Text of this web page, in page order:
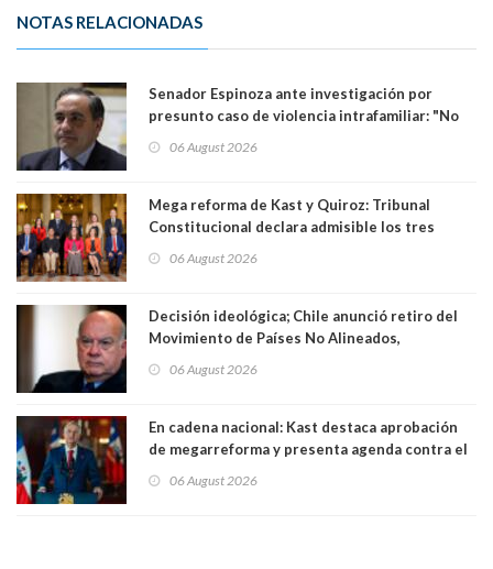
NOTAS RELACIONADAS
Senador Espinoza ante investigación por
presunto caso de violencia intrafamiliar: "No
antecedentes a Tribunal Supremo
06 August 2026
Mega reforma de Kast y Quiroz: Tribunal
Constitucional declara admisible los tres
06 August 2026
Decisión ideológica; Chile anunció retiro del
Movimiento de Países No Alineados,
1971. Excanciller Insulza lamentó decisión
06 August 2026
En cadena nacional: Kast destaca aprobación
de megarreforma y presenta agenda contra el
06 August 2026